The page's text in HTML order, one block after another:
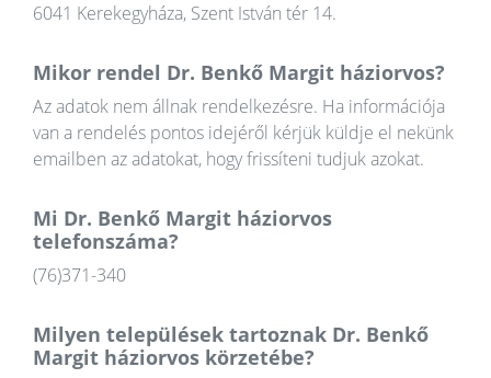
6041 Kerekegyháza, Szent István tér 14.
Mikor rendel Dr. Benkő Margit háziorvos?
Az adatok nem állnak rendelkezésre. Ha információja
van a rendelés pontos idejéről kérjük küldje el nekünk
emailben az adatokat, hogy frissíteni tudjuk azokat.
Mi Dr. Benkő Margit háziorvos
telefonszáma?
(76)371-340
Milyen települések tartoznak Dr. Benkő
Margit háziorvos körzetébe?